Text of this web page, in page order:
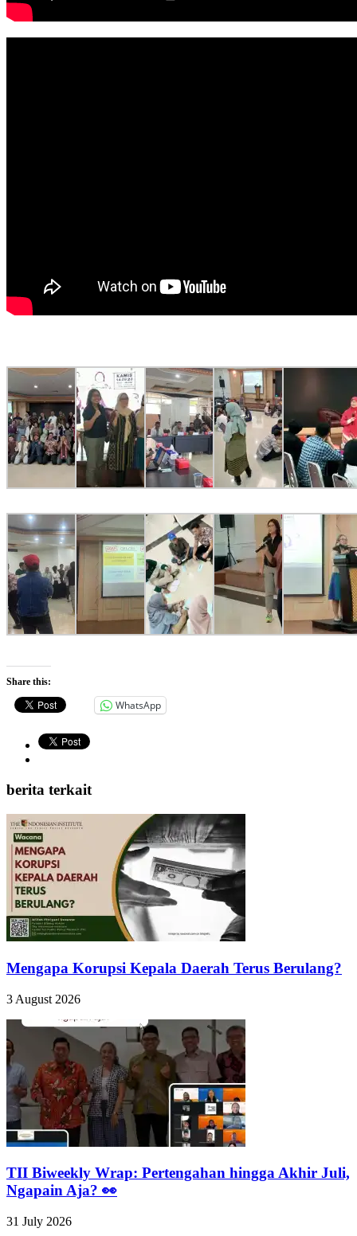
Share this:
WhatsApp
berita terkait
Mengapa Korupsi Kepala Daerah Terus Berulang?
3 August 2026
TII Biweekly Wrap: Pertengahan hingga Akhir Juli,
Ngapain Aja? 👀
31 July 2026